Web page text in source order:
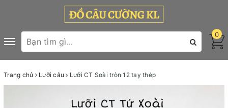
Toggle
navigation
0
Trang chủ Lưỡi câu Lưỡi CT Soài tròn 12 tay thép